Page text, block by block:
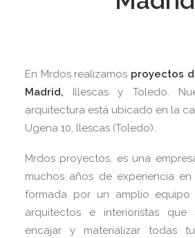
En Mrdos realizamos proyectos
Madrid, Illescas y Toledo.
arquitectura está ubicado en la
Ugena 10, llescas (Toledo).
Mrdos proyectos, es una
muchos años de experiencia en
formada por un amplio equipo
arquitectos e interioristas
encajar y materializar todas